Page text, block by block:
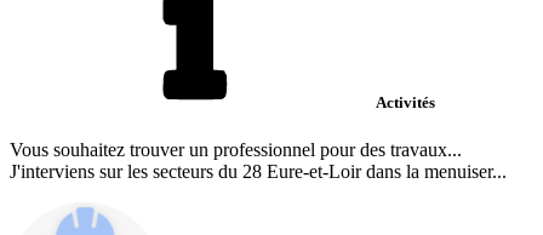
Activités
Vous souhaitez trouver un professionnel pour des travaux...
J'interviens sur les secteurs du 28 Eure-et-Loir dans la menuiser...